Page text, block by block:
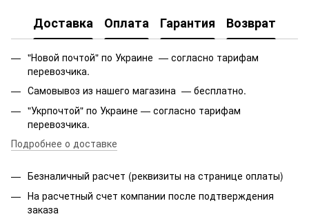
Доставка Оплата Гарантия Возврат
"Новой почтой" по Украине — согласно тарифам
перевозчика.
Самовывоз из нашего магазина — бесплатно.
"Укрпочтой" по Украине — согласно тарифам
перевозчика.
Подробнее о доставке
Безналичный расчет (реквизиты на странице оплаты)
На расчетный счет компании после подтверждения
заказа